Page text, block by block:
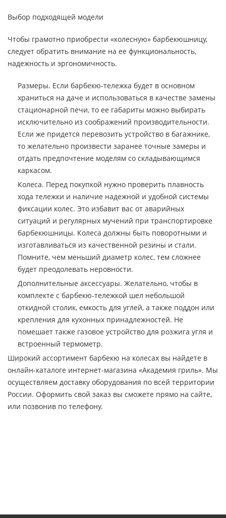
Выбор подходящей модели
Чтобы грамотно приобрести «колесную» барбекюшницу,
следует обратить внимание на ее функциональность,
надежность и эргономичность.
Размеры. Если барбекю-тележка будет в основном
храниться на даче и использоваться в качестве замены
стационарной печи, то ее габариты можно выбирать
исключительно из соображений производительности.
Если же придется перевозить устройство в багажнике,
то желательно произвести заранее точные замеры и
отдать предпочтение моделям со складывающимся
каркасом.
Колеса. Перед покупкой нужно проверить плавность
хода тележки и наличие надежной и удобной системы
фиксации колес. Это избавит вас от аварийных
ситуаций и регулярных мучений при транспортировке
барбекюшницы. Колеса должны быть поворотными и
изготавливаться из качественной резины и стали.
Помните, чем меньший диаметр колес, тем сложнее
будет преодолевать неровности.
Дополнительные аксессуары. Желательно, чтобы в
комплекте с барбекю-тележкой шел небольшой
откидной столик, емкость для углей, а также поддон или
крепления для кухонных принадлежностей. Не
помешает также газовое устройство для розжига угля и
встроенный термометр.
Широкий ассортимент барбекю на колесах вы найдете в
онлайн-каталоге интернет-магазина «Академия гриль». Мы
осуществляем доставку оборудования по всей территории
России. Оформить свой заказ вы сможете прямо на сайте,
или позвонив по телефону.